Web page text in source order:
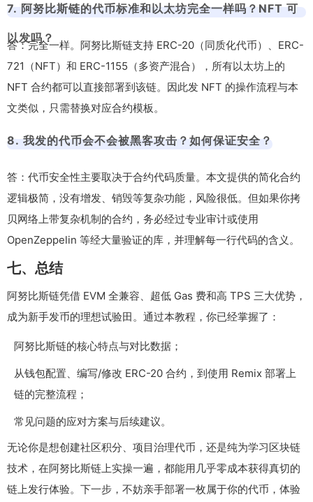
7. 阿努比斯链的代币标准和以太坊完全一样吗？NFT 可
以发吗？
答：完全一样。阿努比斯链支持 ERC-20（同质化代币）、ERC-
721（NFT）和 ERC-1155（多资产混合），所有以太坊上的
NFT 合约都可以直接部署到该链。因此发 NFT 的操作流程与本
文类似，只需替换对应合约模板。
8. 我发的代币会不会被黑客攻击？如何保证安全？
答：代币安全性主要取决于合约代码质量。本文提供的简化合约
逻辑极简，没有增发、销毁等复杂功能，风险很低。但如果你拷
贝网络上带复杂机制的合约，务必经过专业审计或使用
OpenZeppelin 等经大量验证的库，并理解每一行代码的含义。
七、总结
阿努比斯链凭借 EVM 全兼容、超低 Gas 费和高 TPS 三大优势，
成为新手发币的理想试验田。通过本教程，你已经掌握了：
阿努比斯链的核心特点与对比数据；
从钱包配置、编写/修改 ERC-20 合约，到使用 Remix 部署上
链的完整流程；
常见问题的应对方案与后续建议。
无论你是想创建社区积分、项目治理代币，还是纯为学习区块链
技术，在阿努比斯链上实操一遍，都能用几乎零成本获得真切的
链上发行体验。下一步，不妨亲手部署一枚属于你的代币，体验